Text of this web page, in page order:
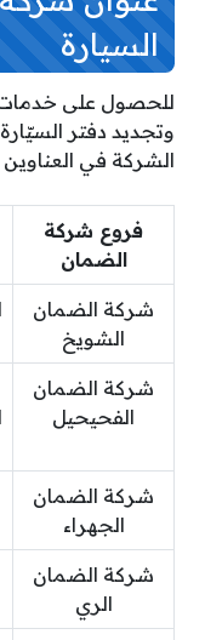
السيارة
للحصول على
وتجديد دفتر
الشركة في العناوين
فروع شركة
الضمان
شركة الضمان
الشويخ
شركة الضمان
الفحيحيل
شركة الضمان
الجهراء
شركة الضمان
الري